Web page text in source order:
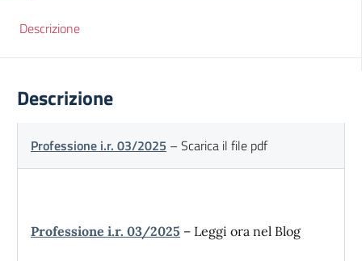
Descrizione
Descrizione
Professione i.r. 03/2025 – Scarica il file pdf
Professione i.r. 03/2025 – Leggi ora nel Blog